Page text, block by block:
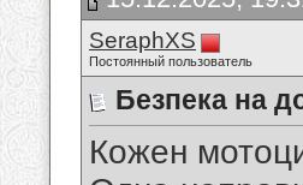
SeraphXS
Постоянный пользователь
Безпека на
Кожен